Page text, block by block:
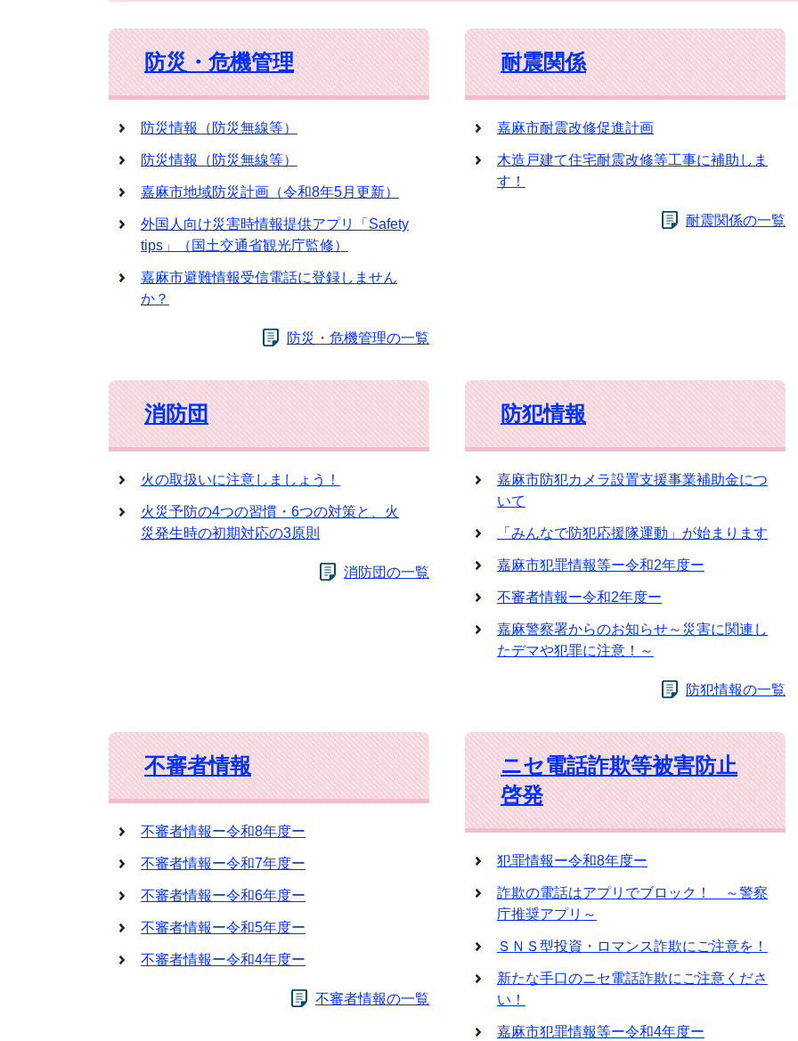
防災・危機管理
防災情報（防災無線等）
防災情報（防災無線等）
嘉麻市地域防災計画（令和8年5月更新）
外国人向け災害時情報提供アプリ「Safety
tips」（国土交通省観光庁監修）
嘉麻市避難情報受信電話に登録しません
か？
防災・危機管理の一覧
耐震関係
嘉麻市耐震改修促進計画
木造戸建て住宅耐震改修等工事に補助しま
す！
耐震関係の一覧
消防団
火の取扱いに注意しましょう！
火災予防の4つの習慣・6つの対策と、火
災発生時の初期対応の3原則
消防団の一覧
防犯情報
嘉麻市防犯カメラ設置支援事業補助金につ
いて
「みんなで防犯応援隊運動」が始まります
嘉麻市犯罪情報等ー令和2年度ー
不審者情報ー令和2年度ー
嘉麻警察署からのお知らせ～災害に関連し
たデマや犯罪に注意！～
防犯情報の一覧
不審者情報
不審者情報ー令和8年度ー
不審者情報ー令和7年度ー
不審者情報ー令和6年度ー
不審者情報ー令和5年度ー
不審者情報ー令和4年度ー
不審者情報の一覧
ニセ電話詐欺等被害防止
啓発
犯罪情報ー令和8年度ー
詐欺の電話はアプリでブロック！ ～警察
庁推奨アプリ～
ＳＮＳ型投資・ロマンス詐欺にご注意を！
新たな手口のニセ電話詐欺にご注意くださ
い！
嘉麻市犯罪情報等ー令和4年度ー